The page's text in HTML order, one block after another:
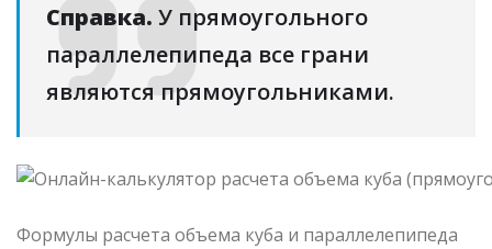
Справка. У прямоугольного
параллелепипеда все грани
являются прямоугольниками.
Формулы расчета объема куба и параллелепипеда